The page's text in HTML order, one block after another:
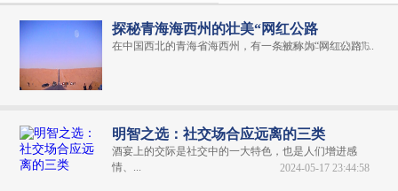
探秘青海海西州的壮美“网红公路
在中国西北的青海省海西州，有一条被称为“网红公路”...
2024-06-04 20:31:06
明智之选：社交场合应远离的三类
酒宴上的交际是社交中的一大特色，也是人们增进感
情、...
2024-05-17 23:44:58